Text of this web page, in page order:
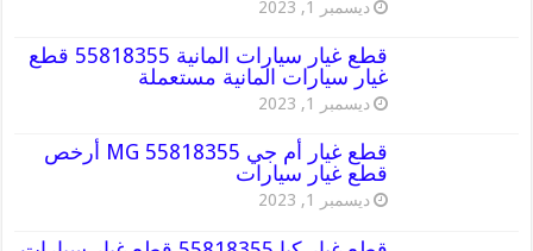
ديسمبر 1, 2023
قطع غيار سيارات المانية 55818355 قطع
غيار سيارات المانية مستعملة
ديسمبر 1, 2023
قطع غيار أم جي MG 55818355 أرخص
قطع غيار سيارات
ديسمبر 1, 2023